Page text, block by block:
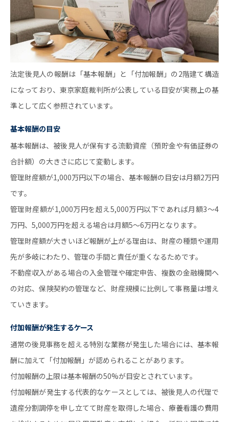
法定後見人の報酬は「基本報酬」と「付加報酬」の2階建て構造
になっており、東京家庭裁判所が公表している目安が実務上の基
準として広く参照されています。
基本報酬の目安
基本報酬は、被後見人が保有する流動資産（預貯金や有価証券の
合計額）の大きさに応じて変動します。
管理財産額が1,000万円以下の場合、基本報酬の目安は月額2万円
です。
管理財産額が1,000万円を超え5,000万円以下であれば月額3～4
万円、5,000万円を超える場合は月額5～6万円となります。
管理財産額が大きいほど報酬が上がる理由は、財産の種類や運用
先が多岐にわたり、管理の手間と責任が重くなるためです。
不動産収入がある場合の入金管理や確定申告、複数の金融機関へ
の対応、保険契約の管理など、財産規模に比例して事務量は増え
ていきます。
付加報酬が発生するケース
通常の後見事務を超える特別な業務が発生した場合には、基本報
酬に加えて「付加報酬」が認められることがあります。
付加報酬の上限は基本報酬の50%が目安とされています。
付加報酬が発生する代表的なケースとしては、被後見人の代理で
遺産分割調停を申し立てて財産を取得した場合、療養看護の費用